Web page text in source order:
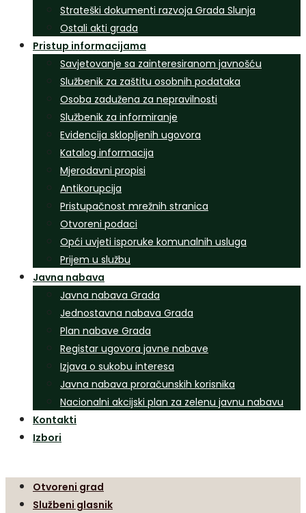
Strateški dokumenti razvoja Grada Slunja
Ostali akti grada
Pristup informacijama
Savjetovanje sa zainteresiranom javnošću
Službenik za zaštitu osobnih podataka
Osoba zadužena za nepravilnosti
Službenik za informiranje
Evidencija sklopljenih ugovora
Katalog informacija
Mjerodavni propisi
Antikorupcija
Pristupačnost mrežnih stranica
Otvoreni podaci
Opći uvjeti isporuke komunalnih usluga
Prijem u službu
Javna nabava
Javna nabava Grada
Jednostavna nabava Grada
Plan nabave Grada
Registar ugovora javne nabave
Izjava o sukobu interesa
Javna nabava proračunskih korisnika
Nacionalni akcijski plan za zelenu javnu nabavu
Kontakti
Izbori
Otvoreni grad
Službeni glasnik